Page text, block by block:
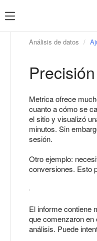
Análisis de datos
Metrica ofrece
cuanto a cómo se
el sitio y visualizó
minutos. Sin
sesión.
Otro ejemplo:
conversiones. Esto
El informe contiene
que comenzaron en
análisis. Puede